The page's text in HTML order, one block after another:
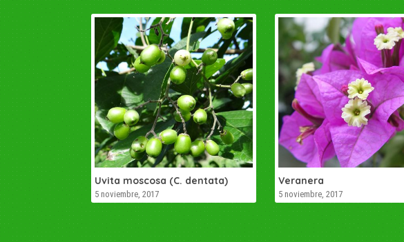
Uvita moscosa (C. dentata)
5 noviembre, 2017
Veranera
5 noviembre, 2017